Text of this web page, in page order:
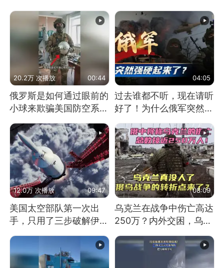
20.2万 次播放 00:44
俄罗斯是如何通过眼前的
小球来欺骗美国防空系统
的
04:05
过去谁都不听，现在请听
好了！为什么俄军突然强
硬起来了？
12.0万 次播放 09:47
美国太空部队第一次出
手，只用了三步破解伊朗
08:09
乌克兰在战争中伤亡高达
250万？内外交困，乌克